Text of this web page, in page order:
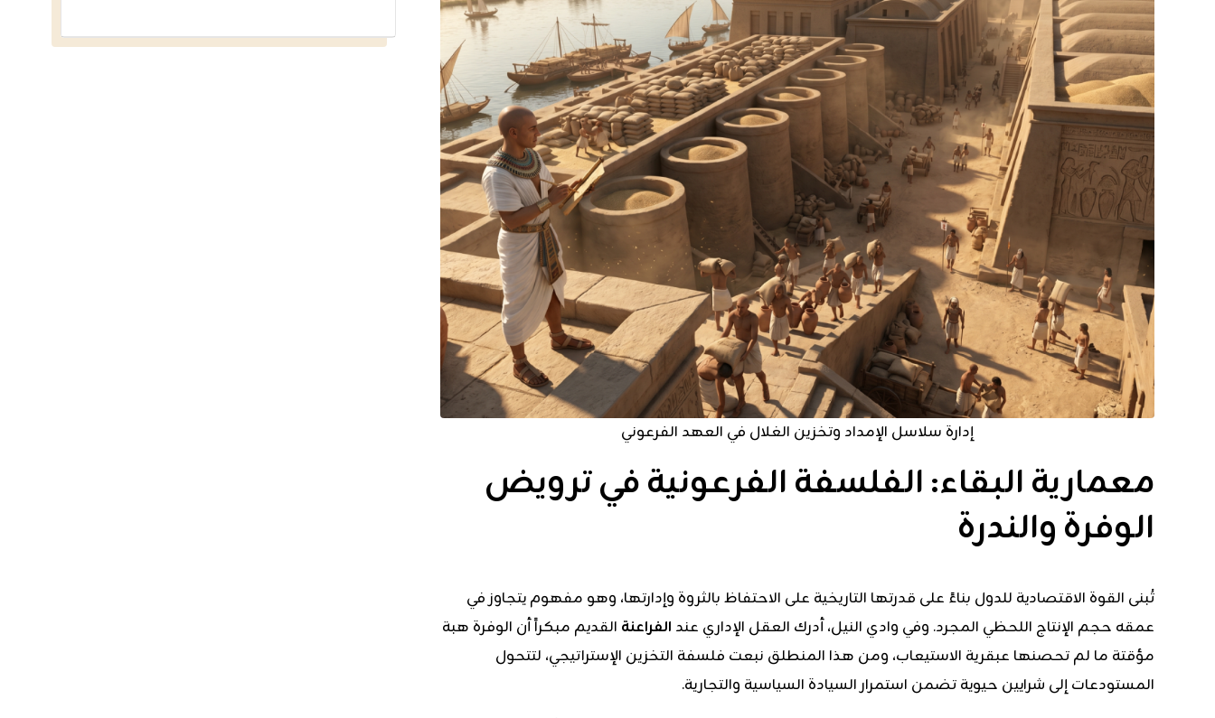
إدارة سلاسل الإمداد وتخزين الغلال في العهد الفرعوني
معمارية البقاء: الفلسفة الفرعونية في ترويض
الوفرة والندرة
تُبنى القوة الاقتصادية للدول بناءً على قدرتها التاريخية على الاحتفاظ بالثروة وإدارتها، وهو مفهوم يتجاوز في
عمقه حجم الإنتاج اللحظي المجرد. وفي وادي النيل، أدرك العقل الإداري عند الفراعنة القديم مبكراً أن الوفرة هبة
مؤقتة ما لم تحصنها عبقرية الاستيعاب، ومن هذا المنطلق نبعت فلسفة التخزين الإستراتيجي، لتتحول
المستودعات إلى شرايين حيوية تضمن استمرار السيادة السياسية والتجارية.